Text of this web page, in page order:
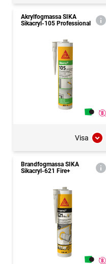
Akrylfogmassa SIKA
Sikacryl-105 Professional
Visa
Brandfogmassa SIKA
Sikacryl-621 Fire+